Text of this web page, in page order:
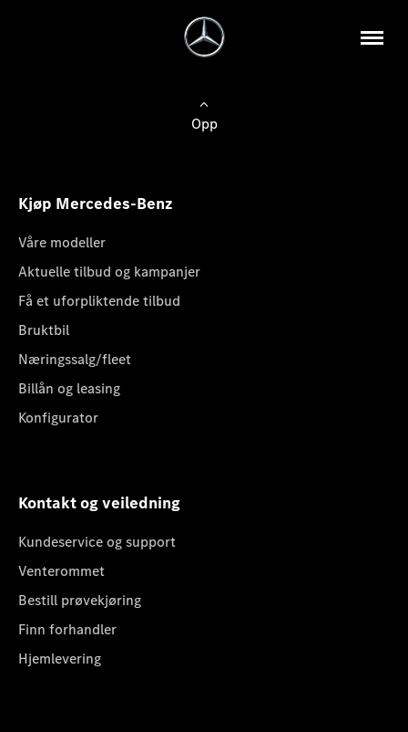
Opp
Kjøp Mercedes-Benz
Våre modeller
Aktuelle tilbud og kampanjer
Få et uforpliktende tilbud
Bruktbil
Næringssalg/fleet
Billån og leasing
Konfigurator
Kontakt og veiledning
Kundeservice og support
Venterommet
Bestill prøvekjøring
Finn forhandler
Hjemlevering